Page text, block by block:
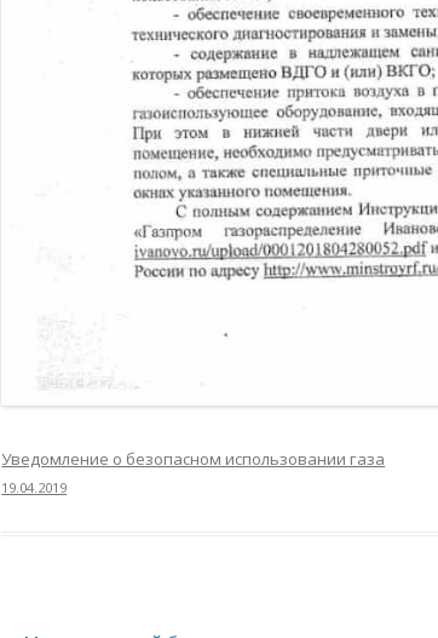
Уведомление о безопасном использовании газа
19.04.2019